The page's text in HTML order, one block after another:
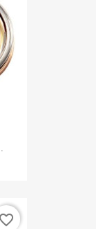
favorite_border